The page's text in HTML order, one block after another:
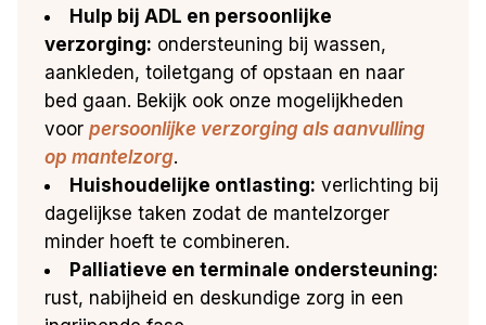
Hulp bij ADL en persoonlijke
verzorging: ondersteuning bij wassen,
aankleden, toiletgang of opstaan en naar
bed gaan. Bekijk ook onze mogelijkheden
voorpersoonlijke verzorging als aanvulling
op mantelzorg.
Huishoudelijke ontlasting: verlichting bij
dagelijkse taken zodat de mantelzorger
minder hoeft te combineren.
Palliatieve en terminale ondersteuning:
rust, nabijheid en deskundige zorg in een